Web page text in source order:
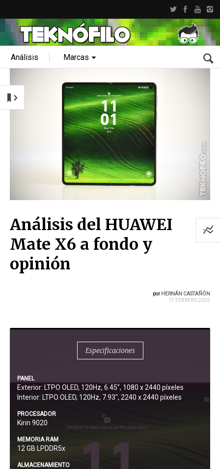
Análisis Marcas
Análisis del HUAWEI
Mate X6 a fondo y
opinión
por HERNÁN CASTAÑÓN
17 FEBRERO 2025
Especificaciones
PANEL
Exterior: LTPO OLED, 120Hz, 6.45", 1080 x 2440 píxeles
Interior: LTPO OLED, 120Hz, 7.93", 2240 x 2440 píxeles
PROCESADOR
Kirin 9020
MEMORIA RAM
12 GB LPDDR5x
ALMACENAMIENTO